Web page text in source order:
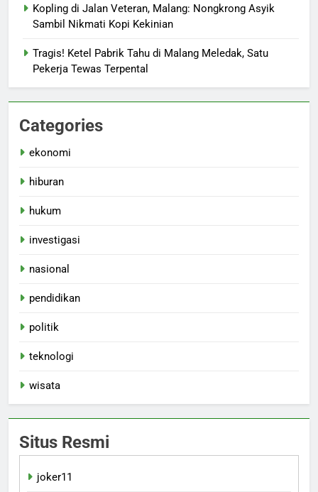
Kopling di Jalan Veteran, Malang: Nongkrong Asyik
Sambil Nikmati Kopi Kekinian
Tragis! Ketel Pabrik Tahu di Malang Meledak, Satu
Pekerja Tewas Terpental
Categories
ekonomi
hiburan
hukum
investigasi
nasional
pendidikan
politik
teknologi
wisata
Situs Resmi
joker11